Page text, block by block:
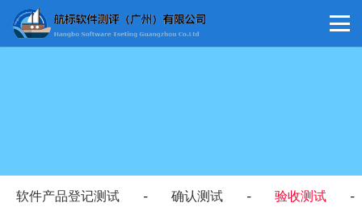
软件产品登记测试 - 确认测试 - 验收测试 -